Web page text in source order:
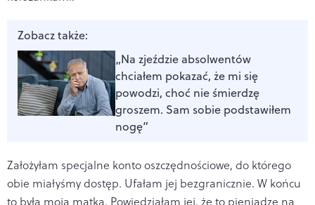
Zobacz także:
„Na zjeździe absolwentów
chciałem pokazać, że mi się
powodzi, choć nie śmierdzę
groszem. Sam sobie podstawiłem
nogę”
Założyłam specjalne konto oszczędnościowe, do którego
obie miałyśmy dostęp. Ufałam jej bezgranicznie. W końcu
to była moja matka. Powiedziałam jej, że to pieniądze na